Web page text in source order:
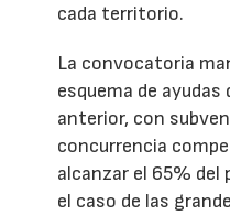
cada territorio.
La convocatoria
esquema de ayudas
anterior, con
concurrencia
alcanzar el 65% del
el caso de las